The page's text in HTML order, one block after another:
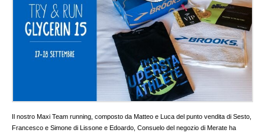
Il nostro Maxi Team running, composto da Matteo e Luca del punto vendita di Sesto,
Francesco e Simone di Lissone e Edoardo, Consuelo del negozio di Merate ha